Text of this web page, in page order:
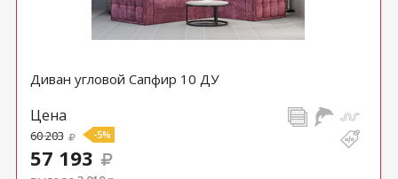
Диван угловой Сапфир 10 ДУ
Цена
60 203 -5%
57 193